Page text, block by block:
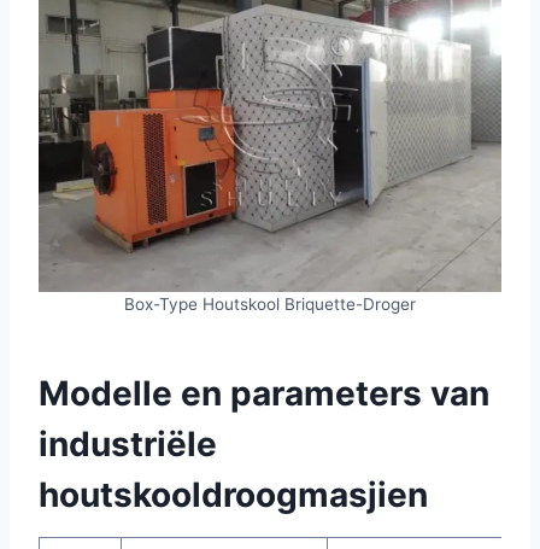
Box-Type Houtskool Briquette-Droger
Modelle en parameters van
industriële
houtskooldroogmasjien